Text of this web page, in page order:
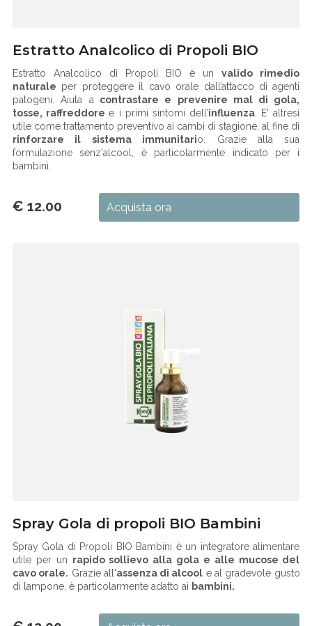
Estratto Analcolico di Propoli BIO
Estratto Analcolico di Propoli BIO è unvalido rimedio
naturale per proteggere il cavo orale dall’attacco di agenti
patogeni. Aiuta a contrastare e prevenire mal di gola,
tosse, raffreddoree i primi sintomi dell’influenza . E' altresì
utile come trattamento preventivo ai cambi di stagione, al fine di
rinforzare il sistema immunitario. Grazie alla sua
formulazione senz'alcool, è particolarmente indicato per i
bambini.
€ 12.00 Acquista ora
Spray Gola di propoli BIO Bambini
Spray Gola di Propoli BIO Bambini è un integratore alimentare
utile per un rapido sollievo alla gola e alle mucose del
cavo orale. Grazie all'assenzadi alcool e al gradevole gusto
di lampone, è particolarmente adatto ai bambini.